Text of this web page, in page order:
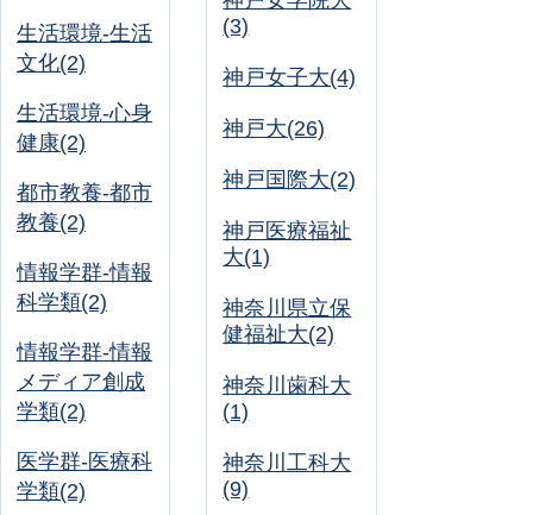
生活環境-生活
文化(2)
生活環境-心身
健康(2)
都市教養-都市
教養(2)
情報学群-情報
科学類(2)
情報学群-情報
メディア創成
学類(2)
医学群-医療科
学類(2)
(3)
神戸女子大(4)
神戸大(26)
神戸国際大(2)
神戸医療福祉
大(1)
神奈川県立保
健福祉大(2)
神奈川歯科大
(1)
神奈川工科大
(9)